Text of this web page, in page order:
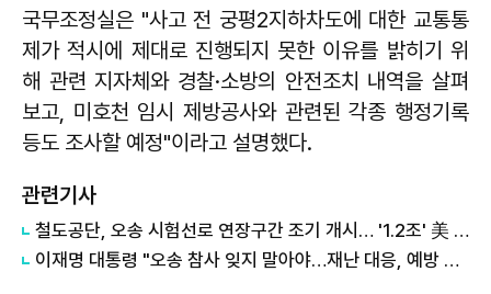
국무조정실은 "사고 전 궁평2지하차도에 대한 교통통
제가 적시에 제대로 진행되지 못한 이유를 밝히기 위
해 관련 지자체와 경찰·소방의 안전조치 내역을 살펴
보고, 미호천 임시 제방공사와 관련된 각종 행정기록
등도 조사할 예정"이라고 설명했다.
관련기사
철도공단, 오송 시험선로 연장구간 조기 개시… '1.2조' 美 LA 메트로 전동차 검증 속도
이재명 대통령 "오송 참사 잊지 말아야…재난 대응, 예방 중심으로 전환"